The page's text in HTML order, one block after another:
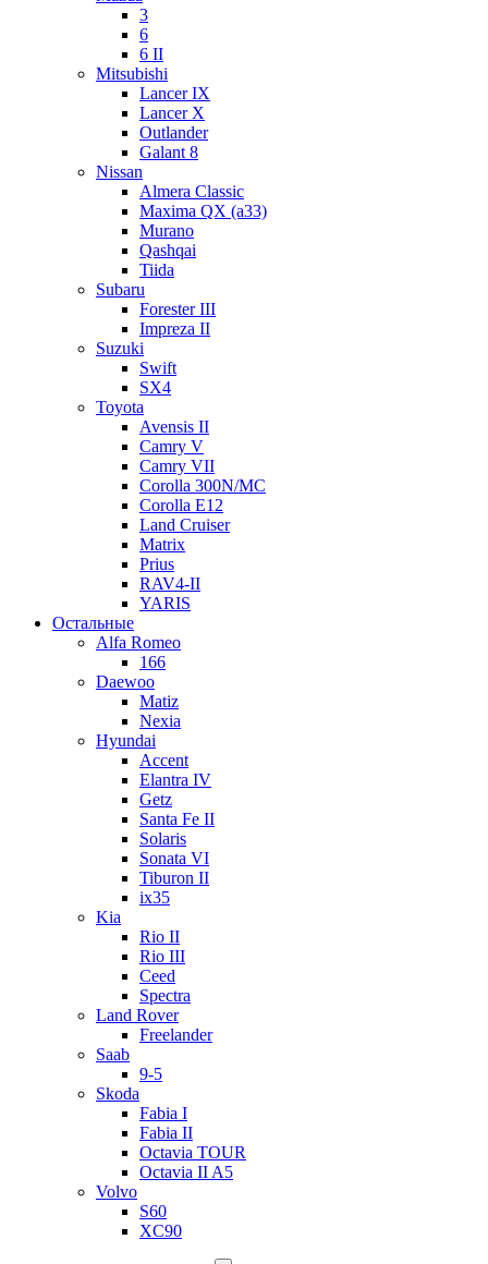
3
6
6 II
Mitsubishi
Lancer IX
Lancer X
Outlander
Galant 8
Nissan
Almera Classic
Maxima QX (a33)
Murano
Qashqai
Tiida
Subaru
Forester III
Impreza II
Suzuki
Swift
SX4
Toyota
Avensis II
Camry V
Camry VII
Corolla 300N/MC
Corolla E12
Land Cruiser
Matrix
Prius
RAV4-II
YARIS
Остальные
Alfa Romeo
166
Daewoo
Matiz
Nexia
Hyundai
Accent
Elantra IV
Getz
Santa Fe II
Solaris
Sonata VI
Tiburon II
ix35
Kia
Rio II
Rio III
Ceed
Spectra
Land Rover
Freelander
Saab
9-5
Skoda
Fabia I
Fabia II
Octavia TOUR
Octavia II A5
Volvo
S60
XC90